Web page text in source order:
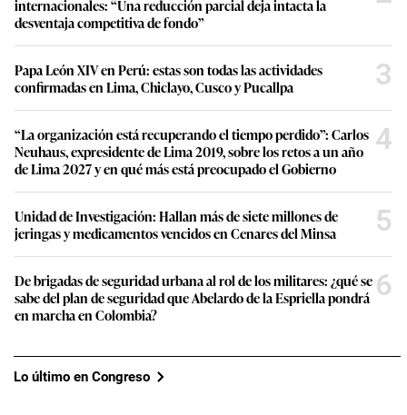
internacionales: “Una reducción parcial deja intacta la
desventaja competitiva de fondo”
Papa León XIV en Perú: estas son todas las actividades
confirmadas en Lima, Chiclayo, Cusco y Pucallpa
3
“La organización está recuperando el tiempo perdido”: Carlos
Neuhaus, expresidente de Lima 2019, sobre los retos a un año
de Lima 2027 y en qué más está preocupado el Gobierno
4
Unidad de Investigación: Hallan más de siete millones de
jeringas y medicamentos vencidos en Cenares del Minsa
5
De brigadas de seguridad urbana al rol de los militares: ¿qué se
sabe del plan de seguridad que Abelardo de la Espriella pondrá
en marcha en Colombia?
6
Lo último en Congreso